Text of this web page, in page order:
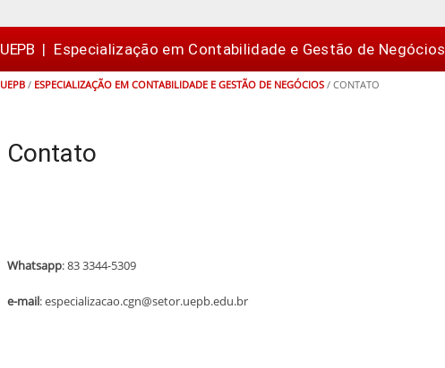
UEPB | Especialização em Contabilidade e Gestão de Negócios
UEPB / ESPECIALIZAÇÃO EM CONTABILIDADE E GESTÃO DE NEGÓCIOS / CONTATO
Contato
Whatsapp: 83 3344-5309
e-mail: especializacao.cgn@setor.uepb.edu.br